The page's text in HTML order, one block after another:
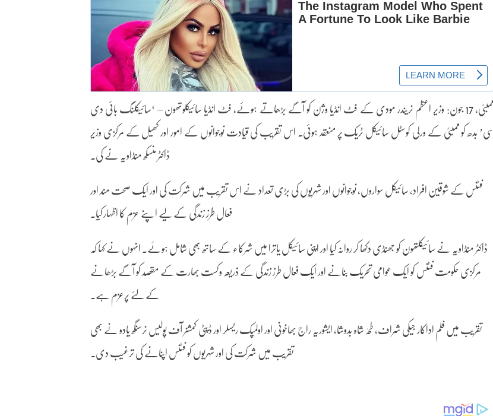
ممبئی، 17 جون: وزیر اعظم نریندر مودی کے فٹ انڈیا وژن کو آگے بڑھاتے ہوئے، فٹ انڈیا سائیکلوتھون – ‘سائیکلنگ بائی دی
سی’ بدھ کو ممبئی کے ورلی کوسٹل سائیکل ٹریک پر منعقد ہوئی۔ اس تقریب کی قیادت نوجوانوں کے امور اور کھیل کے مرکزی وزیر
ڈاکٹر منسکھ منڈاویہ نے کی۔
فٹنس کے شوقین افراد، سائیکل سواروں، نوجوانوں اور شہریوں کی بڑی تعداد نے اس تقریب میں شرکت کی اور ایک صحت مند اور
فعال طرز زندگی کے لیے اپنے عزم کا اظہار کیا۔
ڈاکٹر منڈاویہ نے سائیکلتھون کو جھنڈی دکھا کر روانہ کیا اور اپنی سائیکل یاترا میں شرکاء کے ساتھ بھی شامل ہوئے۔ انہوں نے کہا کہ
مرکزی حکومت فٹنس کو ایک عوامی تحریک بنانے اور ایک فعال طرز زندگی کے ذریعہ وکست بھارت کے مقصد کو آگے بڑھانے
کے لئے پرعزم ہے۔
تقریب میں فلم اداکار جیکی شراف، طحہٰ شاہ بدوشا، ایشوریہ راج بھاخونی اور اولمپک ریسلر اور ڈپٹی کمشنر آف پولیس نرسنگھ یادو نے بھی
تقریب میں شرکت کی اور شہریوں کو فٹنس اپنانے کی ترغیب دی۔